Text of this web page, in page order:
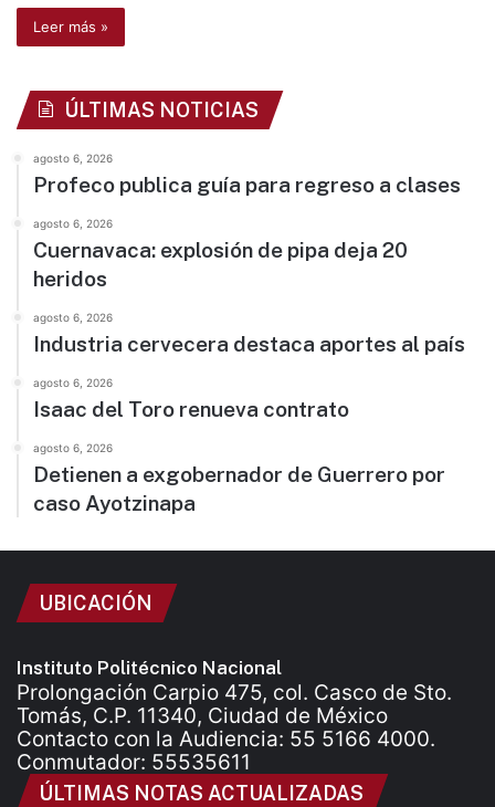
Leer más »
ÚLTIMAS NOTICIAS
agosto 6, 2026
Profeco publica guía para regreso a clases
agosto 6, 2026
Cuernavaca: explosión de pipa deja 20
heridos
agosto 6, 2026
Industria cervecera destaca aportes al país
agosto 6, 2026
Isaac del Toro renueva contrato
agosto 6, 2026
Detienen a exgobernador de Guerrero por
caso Ayotzinapa
UBICACIÓN
Instituto Politécnico Nacional
Prolongación Carpio 475, col. Casco de Sto.
Tomás, C.P. 11340, Ciudad de México
Contacto con la Audiencia: 55 5166 4000.
Conmutador: 55535611
ÚLTIMAS NOTAS ACTUALIZADAS